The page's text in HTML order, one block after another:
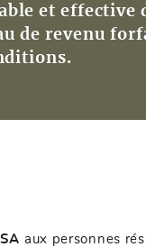
et effective
de revenu
aux personnes